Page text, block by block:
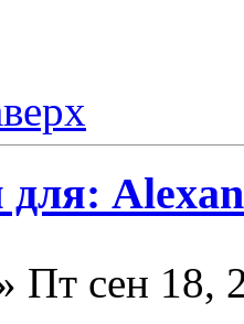
для:
Пт сен 18,